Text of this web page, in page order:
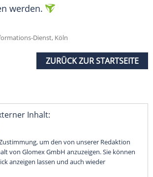
werden.
Dienst, Köln
ZURÜCK ZUR STARTSEITE
Inhalt:
um den von unserer Redaktion
von Glomex GmbH anzuzeigen. Sie können
anzeigen lassen und auch wieder